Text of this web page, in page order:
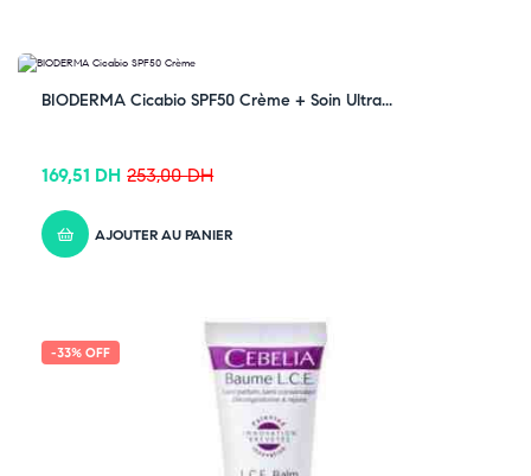
BIODERMA Cicabio SPF50 Crème + Soin Ultra...
253,00DH
169,51 DH
AJOUTER AU PANIER
-33% OFF